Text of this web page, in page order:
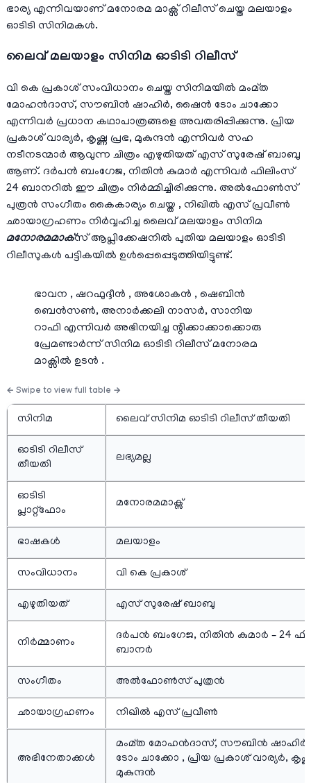
ഭാര്യ എന്നിവയാണ് മനോരമ മാക്സ് റിലീസ് ചെയ്ത മലയാളം
ഓടിടി സിനിമകള്‍.
ലൈവ് മലയാളം സിനിമ ഓടിടി റിലീസ്
വി കെ പ്രകാശ് സംവിധാനം ചെയ്ത സിനിമയില്‍ മംമ്ത
മോഹൻദാസ്, സൗബിൻ ഷാഹിർ, ഷൈൻ ടോം ചാക്കോ
എന്നിവർ പ്രധാന കഥാപാത്രങ്ങളെ അവതരിപ്പിക്കുന്നു. പ്രിയ
പ്രകാശ് വാര്യർ, കൃഷ്ണ പ്രഭ, മുകുന്ദൻ എന്നിവർ സഹ
നടീനടന്മാര്‍ ആവുന്ന ചിത്രം എഴുതിയത് എസ് സുരേഷ് ബാബു
ആണ്. ദർപൻ ബംഗേജ, നിതിൻ കുമാർ എന്നിവര്‍ ഫിലിംസ്
24 ബാനറില്‍ ഈ ചിത്രം നിര്‍മ്മിച്ചിരിക്കുന്നു. അൽഫോൺസ്
പുത്രൻ സംഗീതം കൈകാര്യം ചെയ്ത , നിഖിൽ എസ് പ്രവീൺ
ഛായാഗ്രഹണം നിർവ്വഹിച്ച ലൈവ് മലയാളം സിനിമ
മനോരമമാക്സ് ആപ്ലിക്കേഷനിൽ പുതിയ മലയാളം ഓടിടി
റിലീസുകൾ പട്ടികയില്‍ ഉള്‍പ്പെപ്പെടുത്തിയിട്ടുണ്ട്.
ഭാവന , ഷറഫുദ്ദീൻ , അശോകൻ , ഷെബിൻ
ബെൻസൺ, അനാർക്കലി നാസർ, സാനിയ
റാഫി എന്നിവര്‍ അഭിനയിച്ച ന്റിക്കാക്കാക്കൊരു
പ്രേമണ്ടാർന്ന് സിനിമ ഓടിടി റിലീസ് മനോരമ
മാക്സില്‍ ഉടന്‍ .
സിനിമ ലൈവ് സിനിമ ഓടിടി റിലീസ് തീയതി
ഓടിടി റിലീസ്
തീയതി
ലഭ്യമല്ല
ഓടിടി
പ്ലാറ്റ്ഫോം
മനോരമമാക്സ്
ഭാഷകള്‍ മലയാളം
സംവിധാനം വി കെ പ്രകാശ്
എഴുതിയത് എസ് സുരേഷ് ബാബു
നിര്‍മ്മാണം
ദർപൻ ബംഗേജ, നിതിൻ കുമാർ – 24
ബാനര്‍
സംഗീതം അൽഫോൺസ് പുത്രൻ
ഛായാഗ്രഹണം നിഖിൽ എസ് പ്രവീൺ
അഭിനേതാക്കള്‍
മംമ്ത മോഹൻദാസ്, സൗബിൻ
ടോം ചാക്കോ , പ്രിയ പ്രകാശ് വാര്യർ,
മുകുന്ദൻ